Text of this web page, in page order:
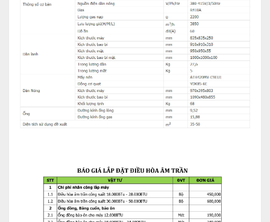
Điều hòa âm trần Casper 36000btu 2 chiều
Điều hòa âm trần Casper 36000btu 2 chiều CH-36TL22 sở
hữu thiết kế nguyên khối, đơn giản nhưng phù hợp không gian
phòng khác nhau. Hầu hết các các sản phẩm điều hòa âm trần
Cassette Casper đều sử dụng màu trắng trung tính nên giúp